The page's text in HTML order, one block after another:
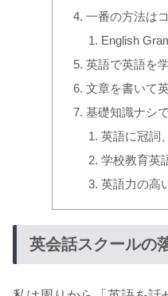
一番の方法は
English
英語で英語を
文章を書いて
基礎知識ナシ
英語に冠詞
学校教育英
英語力の高
英会話スクールの